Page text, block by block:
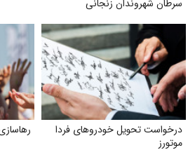
سرطان شهروندان زنجانی
درخواست تحویل خودروهای فردا
موتورز